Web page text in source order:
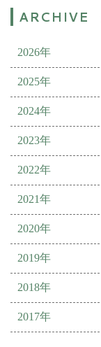
2026年
2025年
2024年
2023年
2022年
2021年
2020年
2019年
2018年
2017年